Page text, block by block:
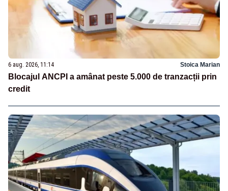
6 aug. 2026, 11:14 Stoica Marian
Blocajul ANCPI a amânat peste 5.000 de tranzacții prin
credit